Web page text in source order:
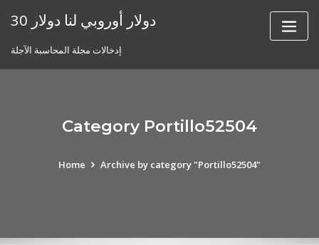
30 دولار أوروبي لنا دولار
إدخالات مجلة المحاسبة الآجلة
Category Portillo52504
Home Archive by category "Portillo52504"